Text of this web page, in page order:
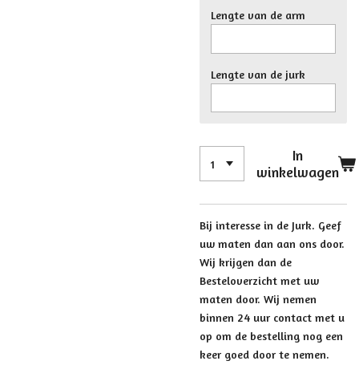
Lengte van de arm
Lengte van de jurk
In
winkelwagen
Bij interesse in de Jurk. Geef
uw maten dan aan ons door.
Wij krijgen dan de
Besteloverzicht met uw
maten door. Wij nemen
binnen 24 uur contact met u
op om de bestelling nog een
keer goed door te nemen.